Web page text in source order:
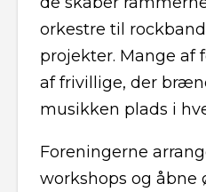
orkestre til
projekter. Mange af
af frivillige, der
musikken plads i
Foreningerne
workshops og åbne